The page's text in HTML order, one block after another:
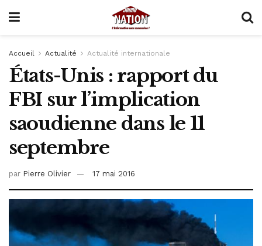
Accueil Actualité Actualité internationale
États-Unis : rapport du
FBI sur l’implication
saoudienne dans le 11
septembre
par Pierre Olivier 17 mai 2016